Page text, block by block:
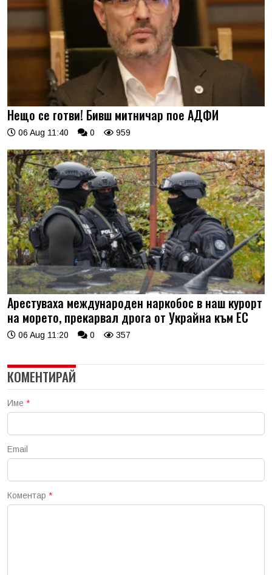
Нещо се готви! Бивш митничар пое АДФИ
06 Aug 11:40 0 959
Арестуваха международен наркобос в наш курорт
на морето, прекарвал дрога от Украйна към ЕС
06 Aug 11:20 0 357
КОМЕНТИРАЙ
Име *
Email
Коментар *